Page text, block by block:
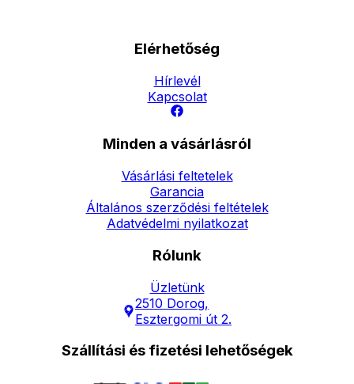
Elérhetőség
Hírlevél
Kapcsolat
Minden a vásárlásról
Vásárlási feltetelek
Garancia
Általános szerződési feltételek
Adatvédelmi nyilatkozat
Rólunk
Üzletünk
2510 Dorog,
Esztergomi út 2.
Szállítási és fizetési lehetőségek